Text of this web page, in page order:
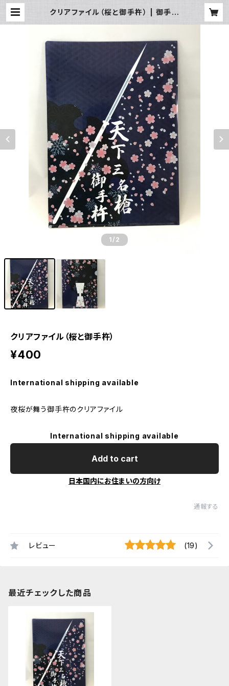
クリアファイル（桜と御手杵） | 御手杵
1 /2
クリアファイル（桜と御手杵）
¥400
International shipping available
夜桜が舞う御手杵のクリアファイル
International shipping available
Add to cart
日本国内にお住まいの方向け
通報する
レビュー (19)
最近チェックした商品